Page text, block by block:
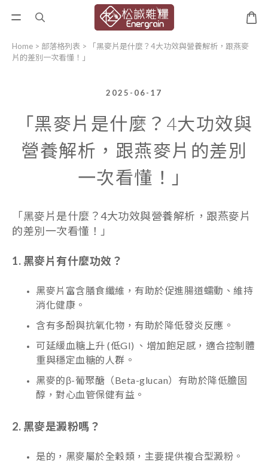
Home > 部落格列表 >
「黑麥片是什麼？4大功效與營養解析，跟燕麥
片的差別一次看懂！」
2025-06-17
「黑麥片是什麼？4大功效與
營養解析，跟燕麥片的差別
一次看懂！」
「黑麥片是什麼？4大功效與營養解析，跟燕麥片
的差別一次看懂！」
1. 黑麥片有什麼功效？
黑麥片富含膳食纖維，有助於促進腸道蠕動、維持
消化健康。
含有多酚與抗氧化物，有助於降低發炎反應。
可延緩血糖上升 (低GI) 、增加飽足感，適合控制體
重與穩定血糖的人群。
黑麥的β-葡聚醣（Beta-glucan）有助於降低膽固
醇，對心血管保健有益。
2. 黑麥是澱粉嗎？
是的，黑麥屬於全穀類，主要提供複合型澱粉。